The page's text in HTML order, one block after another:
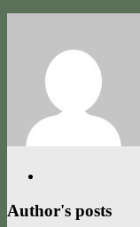
Author's posts